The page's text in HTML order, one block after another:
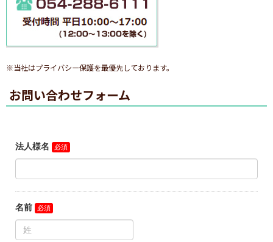
※当社はプライバシー保護を最優先しております。
お問い合わせフォーム